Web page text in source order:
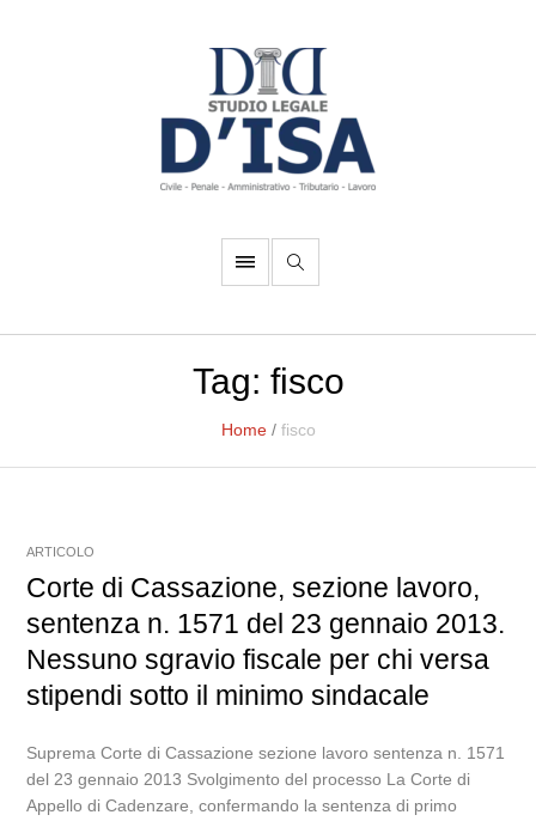
Tag: fisco
Home / fisco
ARTICOLO
Corte di Cassazione, sezione lavoro,
sentenza n. 1571 del 23 gennaio 2013.
Nessuno sgravio fiscale per chi versa
stipendi sotto il minimo sindacale
Suprema Corte di Cassazione sezione lavoro sentenza n. 1571
del 23 gennaio 2013 Svolgimento del processo La Corte di
Appello di Cadenzare, confermando la sentenza di primo